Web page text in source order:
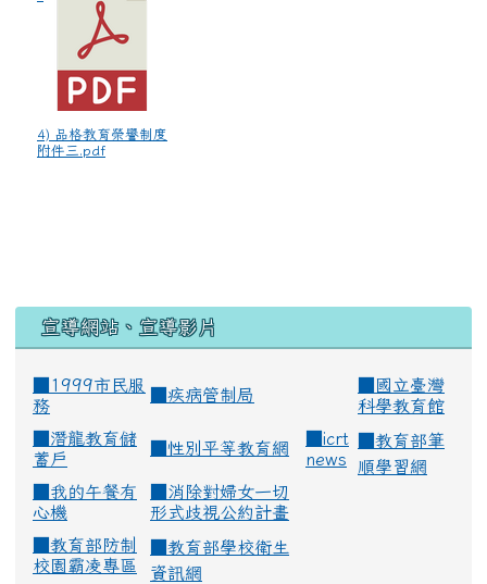
4) 品格教育榮譽制度
附件三.pdf
宣導網站、宣導影片
■1999市民服
務
疾病管制局
國立臺灣
科學教育館
潛龍教育儲
蓄戶
性別平等教育網
icrt
news
教育部筆
順學習網
我的午餐有
心機
消除對婦女一切
形式歧視公約計畫
教育部防制
校園霸凌專區
教育部學校衛生
資訊網